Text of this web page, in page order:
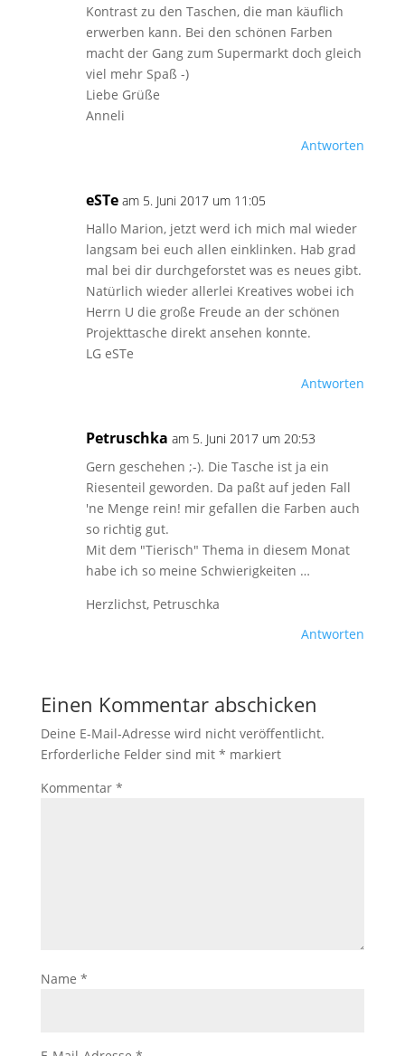
Kontrast zu den Taschen, die man käuflich
erwerben kann. Bei den schönen Farben
macht der Gang zum Supermarkt doch gleich
viel mehr Spaß -)
Liebe Grüße
Anneli
Antworten
eSTe am 5. Juni 2017 um 11:05
Hallo Marion, jetzt werd ich mich mal wieder
langsam bei euch allen einklinken. Hab grad
mal bei dir durchgeforstet was es neues gibt.
Natürlich wieder allerlei Kreatives wobei ich
Herrn U die große Freude an der schönen
Projekttasche direkt ansehen konnte.
LG eSTe
Antworten
Petruschka am 5. Juni 2017 um 20:53
Gern geschehen ;-). Die Tasche ist ja ein
Riesenteil geworden. Da paßt auf jeden Fall
'ne Menge rein! mir gefallen die Farben auch
so richtig gut.
Mit dem "Tierisch" Thema in diesem Monat
habe ich so meine Schwierigkeiten …
Herzlichst, Petruschka
Antworten
Einen Kommentar abschicken
Deine E-Mail-Adresse wird nicht veröffentlicht.
Erforderliche Felder sind mit * markiert
Kommentar *
Name *